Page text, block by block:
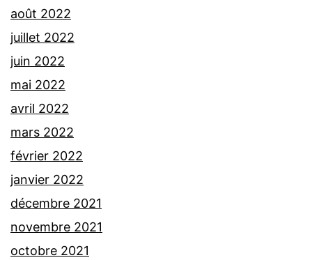
août 2022
juillet 2022
juin 2022
mai 2022
avril 2022
mars 2022
février 2022
janvier 2022
décembre 2021
novembre 2021
octobre 2021